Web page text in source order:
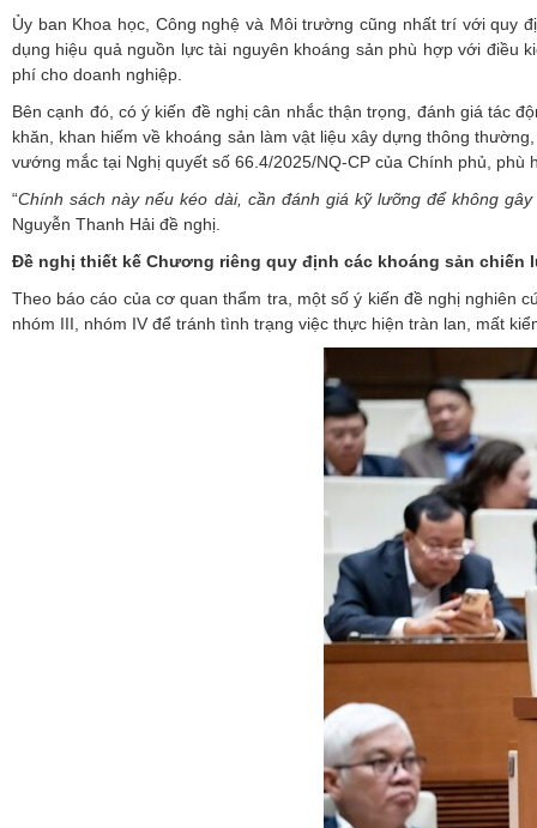
Ủy ban Khoa học, Công nghệ và Môi trường cũng nhất trí với quy
dụng hiệu quả nguồn lực tài nguyên khoáng sản phù hợp với điều
phí cho doanh nghiệp.
Bên cạnh đó, có ý kiến đề nghị cân nhắc thận trọng, đánh giá tác
khăn, khan hiếm về khoáng sản làm vật liệu xây dựng thông
vướng mắc tại Nghị quyết số 66.4/2025/NQ-CP của Chính phủ,
“Chính sách này nếu kéo dài, cần đánh giá kỹ lưỡng để không
Nguyễn Thanh Hải đề nghị.
Đề nghị thiết kế Chương riêng quy định các khoáng sản chiến
Theo báo cáo của cơ quan thẩm tra, một số ý kiến đề nghị nghiên
nhóm III, nhóm IV để tránh tình trạng việc thực hiện tràn lan, mất